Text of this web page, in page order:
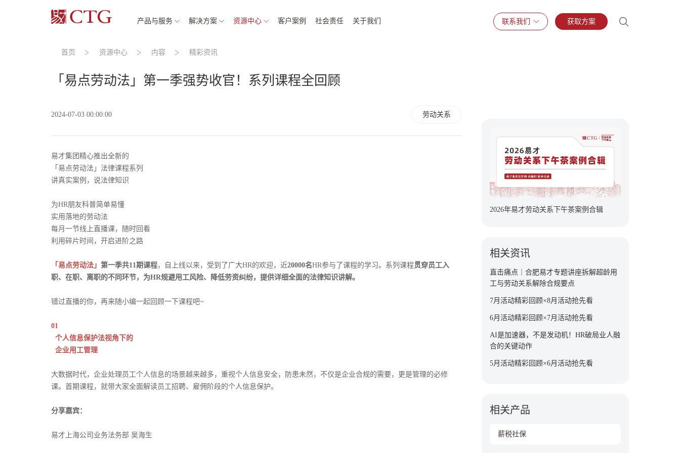
产品与服务 解决方案 资源中心 客户案例 社会责任 关于我们 联系我们 获取方案
首页 资源中心 内容 精彩资讯
「易点劳动法」第一季强势收官！系列课程全回顾
2024-07-03 00:00:00 劳动关系
易才集团精心推出全新的
「易点劳动法」法律课程系列
讲真实案例，说法律知识
为HR朋友科普简单易懂
实用落地的劳动法
每月一节线上直播课，随时回看
利用碎片时间，开启进阶之路
「易点劳动法」 第一季共11期课程，自上线以来，受到了广大HR的欢迎，近20000名HR参与了课程的学习。系列课程贯穿员工入
职、在职、离职的不同环节，为HR规避用工风险、降低劳资纠纷，提供详细全面的法律知识讲解。
错过直播的你，再来随小编一起回顾一下课程吧~
01
个人信息保护法视角下的
企业用工管理
大数据时代，企业处理员工个人信息的场景越来越多，重视个人信息安全，防患未然，不仅是企业合规的需要，更是管理的必修
课。首期课程，就带大家全面解读员工招聘、雇佣阶段的个人信息保护。
分享嘉宾：
易才上海公司业务法务部 吴海生
2026年易才劳动关系下午茶案例合辑
相关资讯
直击痛点｜合肥易才专题讲座拆解超龄用
工与劳动关系解除合规要点
7月活动精彩回顾×8月活动抢先看
6月活动精彩回顾×7月活动抢先看
AI是加速器，不是发动机！HR破局业人融
合的关键动作
5月活动精彩回顾×6月活动抢先看
相关产品
薪税社保